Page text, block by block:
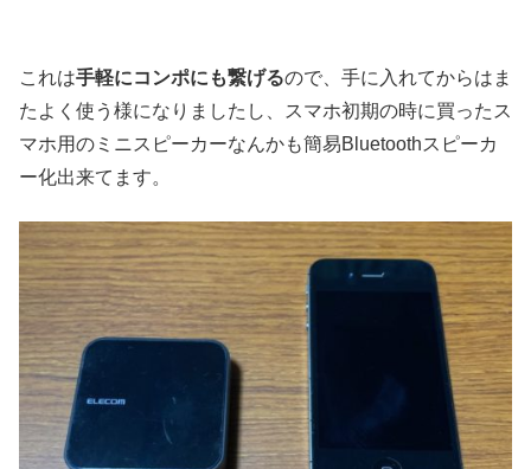
これは手軽にコンポにも繋げるので、手に入れてからはま
たよく使う様になりましたし、スマホ初期の時に買ったス
マホ用のミニスピーカーなんかも簡易Bluetoothスピーカ
ー化出来てます。